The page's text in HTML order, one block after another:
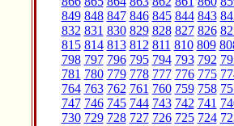
849 848 847 846 845 844 843
832 831 830 829 828 827 826
815 814 813 812 811 810 809
798 797 796 795 794 793 792
781 780 779 778 777 776 775
764 763 762 761 760 759 758
747 746 745 744 743 742 741
730 729 728 727 726 725 724